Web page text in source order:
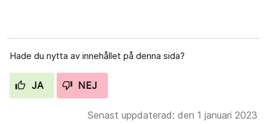
Hade du nytta av innehållet på denna sida?
JA NEJ
Senast uppdaterad: den 1 januari 2023